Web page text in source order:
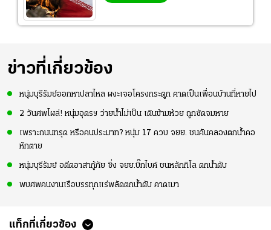
ข่าวที่เกี่ยวข้อง
หนุ่มบุรีรัมย์ออกหาปลาไหล ผงะเจอโครงกระดูก คาดเป็นเพื่อนบ้านที่หายไป
2 วันศพโผล่! หนุ่มอุดรฯ ว่ายน้ำไม่เป็น เดินข้ามห้วย ถูกซัดจมหาย
เพราะถนนทรุด หรือคนประมาท? หนุ่ม 17 ควบ จยย. ชนคันคลองตกน้ำคอ
หักตาย
หนุ่มบุรีรัมย์ อดีตอาสากู้ภัย ซิ่ง จยย.บิ๊กไบค์ ชนหลักกิโล ตกน้ำดับ
พบศพคนงานเรือบรรทุกแร่พลัดตกน้ำดับ คาดเมา
แท็กที่เกี่ยวข้อง